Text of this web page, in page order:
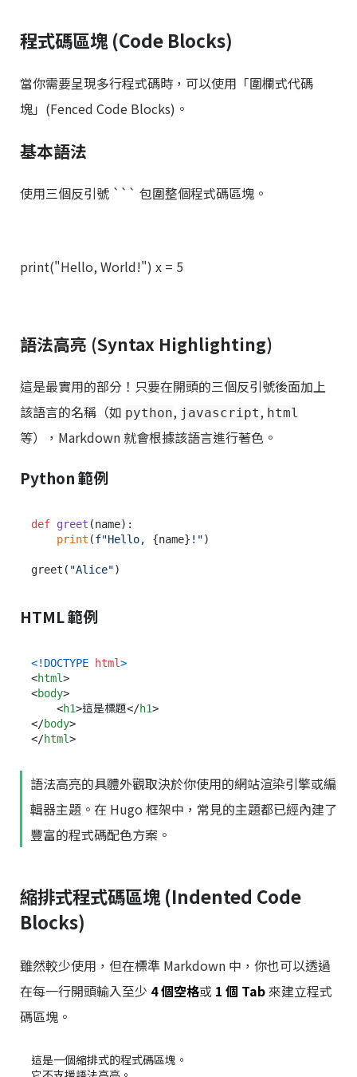
程式碼區塊 (Code Blocks)
當你需要呈現多行程式碼時，可以使用「圍欄式代碼
塊」(Fenced Code Blocks)。
基本語法
使用三個反引號 ``` 包圍整個程式碼區塊。
print("Hello, World!") x = 5
語法高亮 (Syntax Highlighting)
這是最實用的部分！只要在開頭的三個反引號後面加上
該語言的名稱（如 python, javascript, html
等），Markdown 就會根據該語言進行著色。
Python 範例
def greet (name):
print (f"Hello, {name} !")
greet( "Alice"
HTML 範例
<!DOCTYPE html>
<html>
<body>
<h1>這是標題</h1>
</body>
</html>
語法高亮的具體外觀取決於你使用的網站渲染引擎或編
輯器主題。在 Hugo 框架中，常見的主題都已經內建了
豐富的程式碼配色方案。
縮排式程式碼區塊 (Indented Code
Blocks)
雖然較少使用，但在標準 Markdown 中，你也可以透過
在每一行開頭輸入至少 4 個空格或 1 個 Tab來建立程式
碼區塊。
這是一個縮排式的程式碼區塊。